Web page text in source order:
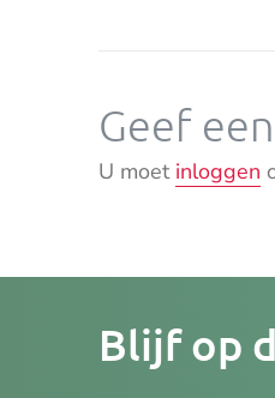
Geef
U moet inloggen
Blijf op